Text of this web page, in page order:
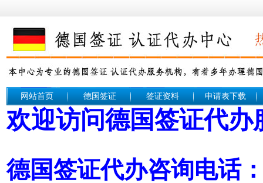
网站首页 德国签证 签证资料 申请表下载
欢迎访问德国签证代办
德国签证代办咨询电话